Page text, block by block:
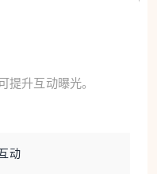
提升互动曝光。
动